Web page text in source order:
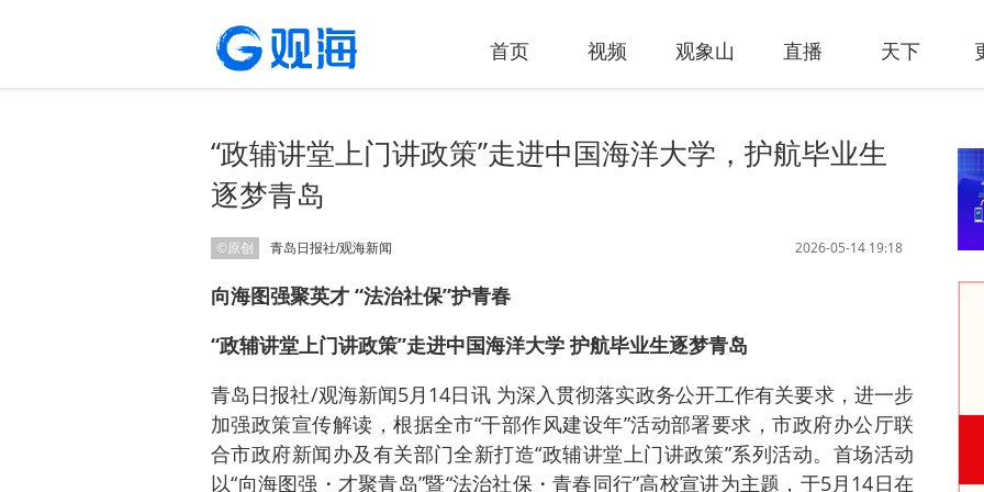
首页 视频 观象山 直播 天下
“政辅讲堂上门讲政策”走进中国海洋大学，护航毕业生
逐梦青岛
©原创 2026-05-14 19:18
青岛日报社/观海新闻
向海图强聚英才 “法治社保”护青春
“政辅讲堂上门讲政策”走进中国海洋大学 护航毕业生逐梦青岛
青岛日报社/观海新闻5月14日讯 为深入贯彻落实政务公开工作有关要求，进一步
加强政策宣传解读，根据全市“干部作风建设年”活动部署要求，市政府办公厅联
合市政府新闻办及有关部门全新打造“政辅讲堂上门讲政策”系列活动。首场活动
以“向海图强・才聚青岛”暨“法治社保・青春同行”高校宣讲为主题，于5月14日在